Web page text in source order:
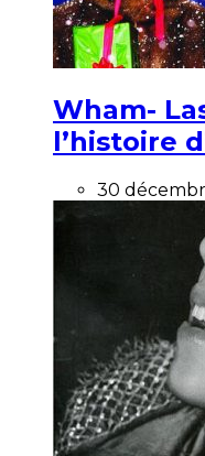
Wham-
l’histoire
30